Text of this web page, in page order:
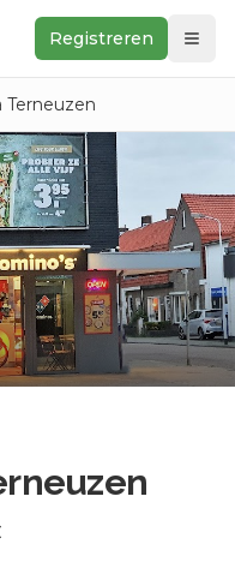
Registreren
Terneuzen